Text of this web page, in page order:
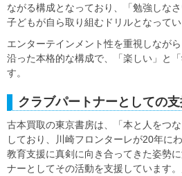
ながる構成となっており、「勉強しな
子どもが自ら取り組むドリルとなってい
エンターテインメント性を重視しなが
沿った本格的な構成で、「楽しい」と
す。
クラブパートナーとしての
古本買取の東京書房は、「本と人をつ
しており、川崎フロンターレが20年に
教育支援に真剣に向き合ってきた姿勢
ナーとしてその活動を支援しています